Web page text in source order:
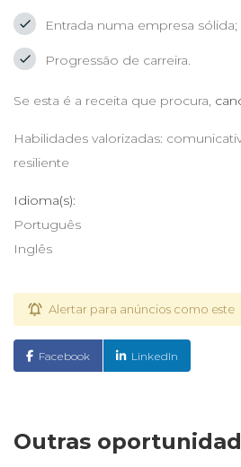
Entrada numa empresa sólida;
Progressão de carreira.
Se esta é a receita que procura,
Habilidades valorizadas:
resiliente
Idioma(s):
Português
Inglês
Alertar para anúncios como este
Facebook LinkedIn
Outras